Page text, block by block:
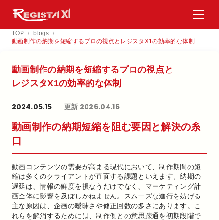
TOP / blogs /
動画制作の納期を短縮するプロの視点とレジスタX1の効率的な体制
動画制作の​納期を​短縮する​プロの​視点と​
レジスタX1の​効率的な​体制
2024.05.15 更新 2026.04.16
動画制作の納期短縮を阻む要因と解決の糸
口
動画コンテンツの需要が高まる現代において、制作期間の短
縮は多くのクライアントが直面する課題といえます。納期の
遅延は、情報の鮮度を損なうだけでなく、マーケティング計
画全体に影響を及ぼしかねません。スムーズな進行を妨げる
主な原因は、企画の曖昧さや修正回数の多さにあります。こ
れらを解消するためには、制作側との意思疎通を初期段階で